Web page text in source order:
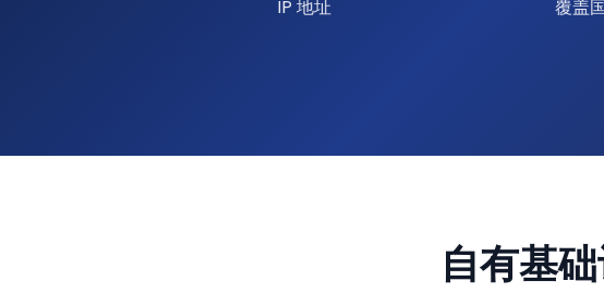
IP 地址 覆盖
自有基